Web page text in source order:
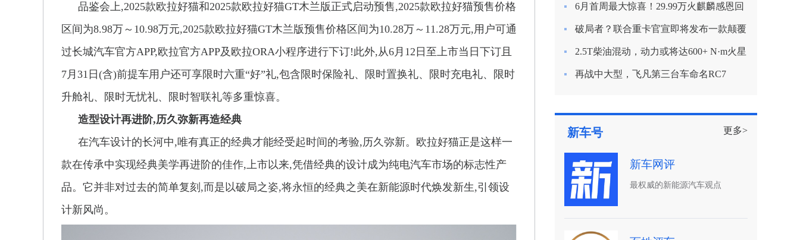
品鉴会上,2025款欧拉好猫和2025款欧拉好猫GT木兰版正式启动预售,2025款欧拉好猫预售价格
区间为8.98万～10.98万元,2025款欧拉好猫GT木兰版预售价格区间为10.28万～11.28万元,用户可通
过长城汽车官方APP,欧拉官方APP及欧拉ORA小程序进行下订!此外,从6月12日至上市当日下订且
7月31日(含)前提车用户还可享限时六重“好”礼,包含限时保险礼、限时置换礼、限时充电礼、限时
升舱礼、限时无忧礼、限时智联礼等多重惊喜。
造型设计再进阶,历久弥新再造经典
在汽车设计的长河中,唯有真正的经典才能经受起时间的考验,历久弥新。欧拉好猫正是这样一
款在传承中实现经典美学再进阶的佳作,上市以来,凭借经典的设计成为纯电汽车市场的标志性产
品。它并非对过去的简单复刻,而是以破局之姿,将永恒的经典之美在新能源时代焕发新生,引领设
计新风尚。
订开启
6月首周最大惊喜！29.99万火麒麟感恩回
归！
破局者？联合重卡官宣即将发布一款颠覆
行业的产品！
2.5T柴油混动，动力或将达600+ N·m火星
皮卡越野越心动
再战中大型，飞凡第三台车命名RC7
新车号 更多>
新车网评
最权威的新能源汽车观点